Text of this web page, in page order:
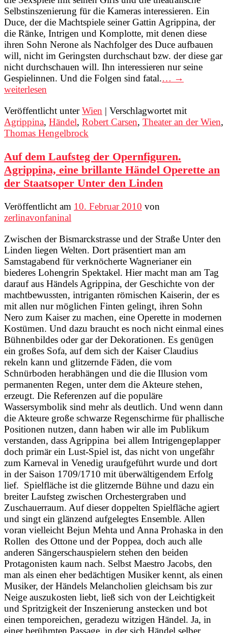
Selbstinszenierung für die Kameras interessieren. Ein
Duce, der die Machtspiele seiner Gattin Agrippina, der
die Ränke, Intrigen und Komplotte, mit denen diese
ihren Sohn Nerone als Nachfolger des Duce aufbauen
will, nicht im Geringsten durchschaut bzw. der diese gar
nicht durchschauen will. Ihn interessieren nur seine
Gespielinnen. Und die Folgen sind fatal.… →
weiterlesen
Veröffentlicht unter Wien | Verschlagwortet mit
Agrippina, Händel, Robert Carsen, Theater an der Wien,
Thomas Hengelbrock
Auf dem Laufsteg der Opernfiguren.
Agrippina, eine brillante Händel Operette an
der Staatsoper Unter den Linden
Veröffentlicht am 10. Februar 2010 von
zerlinavonfaninal
Zwischen der Bismarckstrasse und der Straße Unter den
Linden liegen Welten. Dort präsentiert man am
Samstagabend für verknöcherte Wagnerianer ein
biederes Lohengrin Spektakel. Hier macht man am Tag
darauf aus Händels Agrippina, der Geschichte von der
machtbewussten, intriganten römischen Kaiserin, der es
mit allen nur möglichen Finten gelingt, ihren Sohn
Nero zum Kaiser zu machen, eine Operette in modernen
Kostümen. Und dazu braucht es noch nicht einmal eines
Bühnenbildes oder gar der Dekorationen. Es genügen
ein großes Sofa, auf dem sich der Kaiser Claudius
rekeln kann und glitzernde Fäden, die vom
Schnürboden herabhängen und die die Illusion vom
permanenten Regen, unter dem die Akteure stehen,
erzeugt. Die Referenzen auf die populäre
Wassersymbolik sind mehr als deutlich. Und wenn dann
die Akteure große schwarze Regenschirme für phallische
Positionen nutzen, dann haben wir alle im Publikum
verstanden, dass Agrippina bei allem Intrigengeplapper
doch primär ein Lust-Spiel ist, das nicht von ungefähr
zum Karneval in Venedig uraufgeführt wurde und dort
in der Saison 1709/1710 mit überwältigendem Erfolg
lief. Spielfläche ist die glitzernde Bühne und dazu ein
breiter Laufsteg zwischen Orchestergraben und
Zuschauerraum. Auf dieser doppelten Spielfläche agiert
und singt ein glänzend aufgelegtes Ensemble. Allen
voran vielleicht Bejun Mehta und Anna Prohaska in den
Rollen des Ottone und der Poppea, doch auch alle
anderen Sängerschauspielern stehen den beiden
Protagonisten kaum nach. Selbst Maestro Jacobs, den
man als einen eher bedächtigen Musiker kennt, als einen
Musiker, der Händels Melancholien gleichsam bis zur
Neige auszukosten liebt, ließ sich von der Leichtigkeit
und Spritzigkeit der Inszenierung anstecken und bot
einen temporeichen, geradezu witzigen Händel. Ja, in
einer berühmten Passage, in der sich Händel selber